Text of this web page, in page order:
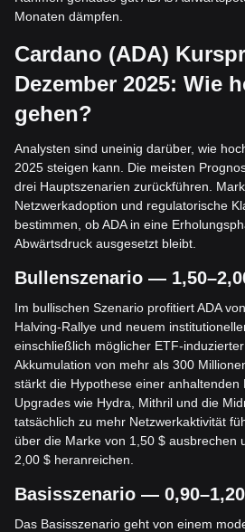
Monaten dämpfen.
Cardano (ADA)
Dezember 2025: Wie
gehen?
Analysten sind uneinig darüber, wie
2025 steigen kann. Die meisten
drei Hauptszenarien zurückführen.
Netzwerkadoption und regulatorische
bestimmen, ob ADA in eine
Abwärtsdruck ausgesetzt bleibt.
Bullenszenario —
Im bullischen Szenario profitiert ADA
Halving-Rallye und neuem
einschließlich möglicher ETF-
Akkumulation von mehr als 300
stärkt die Hypothese einer anhaltenden
Upgrades wie Hydra, Mithril und die
tatsächlich zu mehr Netzwerkaktivität
über die Marke von 1,50 $ ausbrechen
2,00 $ heranreichen.
Basisszenario —
Das Basisszenario geht von einem